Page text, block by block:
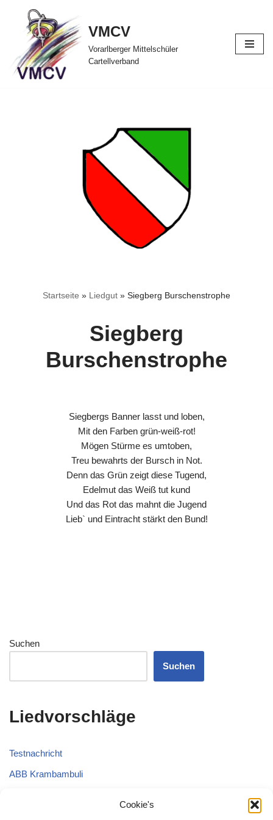
Cookie's
Zum
Inhalt
VMCV
Vorarlberger Mittelschüler
Cartellverband
Startseite » Liedgut » Siegberg Burschenstrophe
Siegberg
Burschenstrophe
Siegbergs Banner lasst und loben,
Mit den Farben grün-weiß-rot!
Mögen Stürme es umtoben,
Treu bewahrts der Bursch in Not.
Denn das Grün zeigt diese Tugend,
Edelmut das Weiß tut kund
Und das Rot das mahnt die Jugend
Lieb` und Eintracht stärkt den Bund!
Suchen
Suchen
Liedvorschläge
Testnachricht
ABB Krambambuli